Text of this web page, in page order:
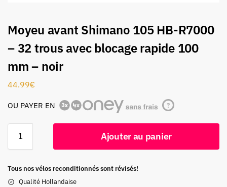
Moyeu avant Shimano 105 HB-R7000
– 32 trous avec blocage rapide 100
mm – noir
44.99€
OU PAYER EN ?
Ajouter au panier
Tous nos vélos reconditionnés sont révisés!
Qualité Hollandaise